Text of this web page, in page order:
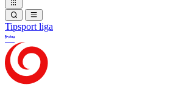
Tipsport liga